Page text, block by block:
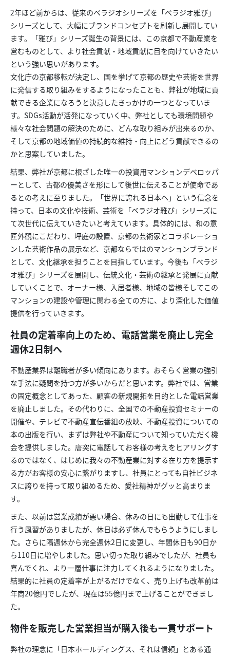
2年ほど前からは、従来のべラジオシリーズを「べラジオ雅び」
シリーズとして、大幅にブランドコンセプトを刷新し展開してい
ます。「雅び」シリーズ誕生の背景には、この京都で不動産業を
営むものとして、より社会貢献・地域貢献に目を向けていきたい
という強い思いがあります。
文化庁の京都移転が決定し、国を挙げて京都の歴史や芸術を世界
に発信する取り組みをするようになったことも、弊社が地域に貢
献できる企業になろうと決意したきっかけの一つとなっていま
す。SDGs活動が活発になっていく中、弊社としても環境問題や
様々な社会問題の解決のために、どんな取り組みが出来るのか、
そして京都の地域価値の持続的な維持・向上にどう貢献できるの
かと思案していました。
結果、弊社が京都に根ざした唯一の投資用マンションデベロッパ
ーとして、古都の優美さを形にして後世に伝えることが使命であ
るとの考えに至りました。「世界に誇れる日本へ」という信念を
持って、日本の文化や技術、芸術を「ベラジオ雅び」シリーズに
て次世代に伝えていきたいと考えています。具体的には、和の意
匠外観にこだわり、坪庭の設置、京都の芸術家とコラボレーショ
ンした芸術作品の展示など、京都ならではのマンションブランド
として、文化継承を担うことを目指しています。今後も「べラジ
オ雅び」シリーズを展開し、伝統文化・芸術の継承と発展に貢献
していくことで、オーナー様、入居者様、地域の皆様そしてこの
マンションの建設や管理に関わる全ての方に、より深化した価値
提供を行っていきます。
社員の定着率向上のため、電話営業を廃止し完全
週休2日制へ
不動産業界は離職者が多い傾向にあります。おそらく営業の強引
な手法に疑問を持つ方が多いからだと思います。弊社では、営業
の固定概念としてあった、顧客の新規開拓を目的とした電話営業
を廃止しました。その代わりに、全国での不動産投資セミナーの
開催や、テレビで不動産宣伝番組の放映、不動産投資についての
本の出版を行い、まずは弊社や不動産について知っていただく機
会を提供しました。唐突に電話してお客様の考えをヒアリングす
るのではなく、はじめに我々の不動産業に対する在り方を提示す
る方がお客様の安心に繋がりますし、社員にとっても自社ビジネ
スに誇りを持って取り組めるため、愛社精神がグッと高まりま
す。
また、以前は営業成績が悪い場合、休みの日にも出勤して仕事を
行う風習がありましたが、休日は必ず休んでもらうようにしまし
た。さらに隔週休から完全週休2日に変更し、年間休日も90日か
ら110日に増やしました。思い切った取り組みでしたが、社員も
喜んでくれ、より一層仕事に注力してくれるようになりました。
結果的に社員の定着率が上がるだけでなく、売り上げも改革前は
年商20億円でしたが、現在は55億円まで上げることができまし
た。
物件を販売した営業担当が購入後も一貫サポート
弊社の理念に「日本ホールディングス、それは信頼」とある通